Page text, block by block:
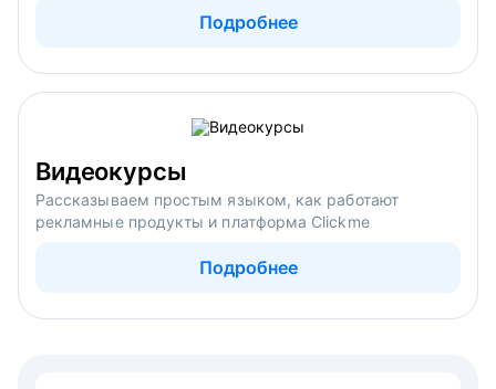
Подробнее
Видеокурсы
Рассказываем простым языком, как работают
рекламные продукты и платформа Clickme
Подробнее